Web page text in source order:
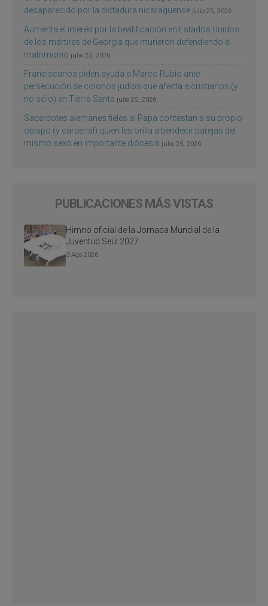
desaparecido por la dictadura nicaragüense julio 25, 2026
Aumenta el interés por la beatificación en Estados Unidos
de los mártires de Georgia que murieron defendiendo el
matrimonio julio 25, 2026
Franciscanos piden ayuda a Marco Rubio ante
persecución de colonos judíos que afecta a cristianos (y
no sólo) en Tierra Santa julio 25, 2026
Sacerdotes alemanes fieles al Papa contestan a su propio
obispo (y cardenal) quien les orilla a bendecir parejas del
mismo sexo en importante diócesis julio 25, 2026
PUBLICACIONES MÁS VISTAS
Himno oficial de la Jornada Mundial de la
Juventud Seúl 2027
3 Ago 2026